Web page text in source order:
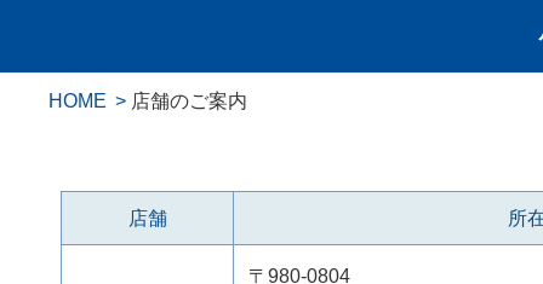
HOME 店舗のご案内
店舗 所
〒980-0804